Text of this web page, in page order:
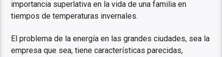
importancia superlativa en la vida de una familia en
tiempos de temperaturas invernales.
El problema de la energía en las grandes ciudades, sea la
empresa que sea, tiene características parecidas,